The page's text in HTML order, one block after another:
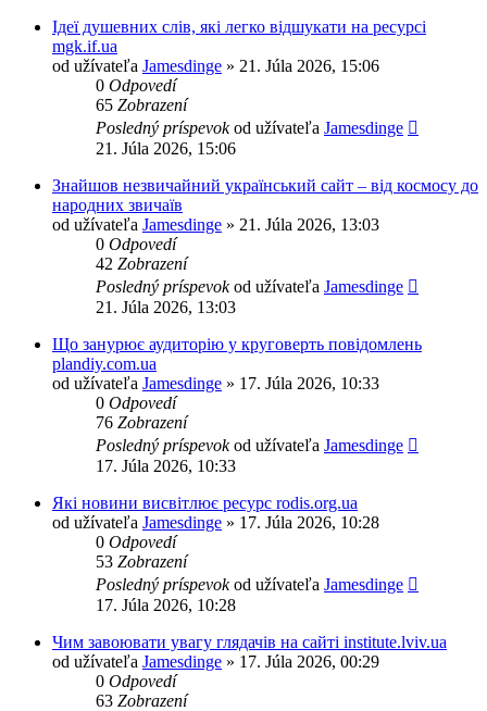
Ідеї душевних слів, які легко відшукати на ресурсі
mgk.if.ua
od užívateľa Jamesdinge » 21. Júla 2026, 15:06
0 Odpovedí
65 Zobrazení
Posledný príspevokod užívateľa Jamesdinge
21. Júla 2026, 15:06
Знайшов незвичайний український сайт – від космосу до
народних звичаїв
od užívateľa Jamesdinge » 21. Júla 2026, 13:03
0 Odpovedí
42 Zobrazení
Posledný príspevokod užívateľa Jamesdinge
21. Júla 2026, 13:03
Що занурює аудиторію у круговерть повідомлень
plandiy.com.ua
od užívateľa Jamesdinge » 17. Júla 2026, 10:33
0 Odpovedí
76 Zobrazení
Posledný príspevokod užívateľa Jamesdinge
17. Júla 2026, 10:33
Які новини висвітлює ресурс rodis.org.ua
od užívateľa Jamesdinge » 17. Júla 2026, 10:28
0 Odpovedí
53 Zobrazení
Posledný príspevokod užívateľa Jamesdinge
17. Júla 2026, 10:28
Чим завоювати увагу глядачів на сайті institute.lviv.ua
od užívateľa Jamesdinge » 17. Júla 2026, 00:29
0 Odpovedí
63 Zobrazení